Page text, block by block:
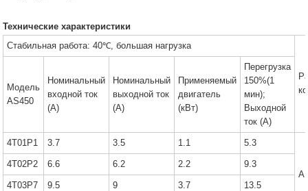
Технические характеристики
Стабильная работа: 40℃, большая нагрузка
Модель
AS450
Номинальный
входной ток
(A)
Номинальный
выходной ток
(A)
Применяемый
двигатель
(кВт)
Перегрузка
150%(1
мин);
Выходной
ток (A)
4T01P1 3.7 3.5 1.1 5.3
4T02P2 6.6 6.2 2.2 9.3
4T03P7 9.5 9 3.7 13.5